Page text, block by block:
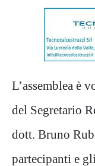
L’assemblea è
del Segretario
dott. Bruno
partecipanti e